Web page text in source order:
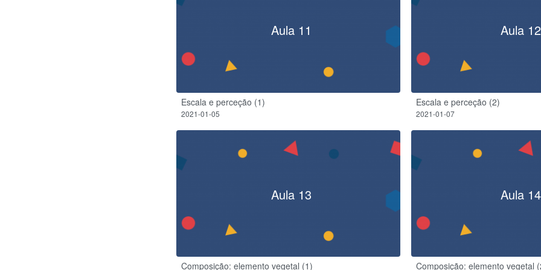
Aula 11
Escala e perceção (1)
2021-01-05
Aula 12
Escala e perceção (2)
2021-01-07
Aula 13
Composição: elemento vegetal (1)
Aula 14
Composição: elemento vegetal